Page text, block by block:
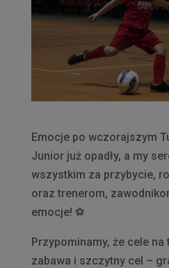
Emocje po wczorajszym
Junior już opadły, a my
wszystkim za przybycie,
oraz trenerom,
emocje! ⚽️
Przypominamy, że cele na
zabawa i szczytny cel –